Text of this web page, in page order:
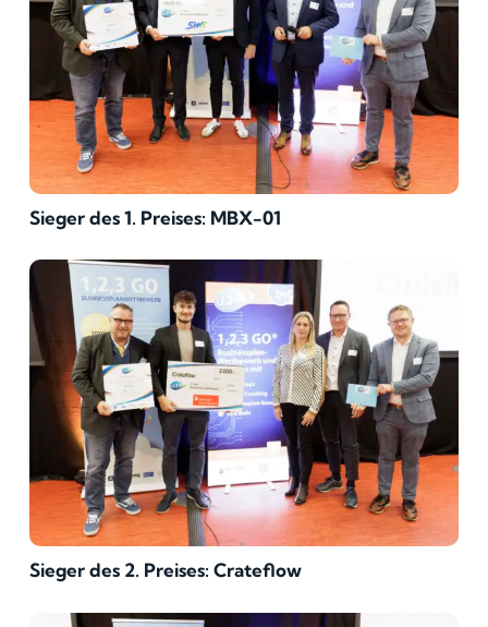
Sieger des 1. Preises: MBX-01
Sieger des 2. Preises: Crateflow